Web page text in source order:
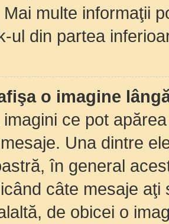
multe informaţii
ul din partea
o imagine
ce pot
Una dintre
în general
câte mesaje
de obicei o